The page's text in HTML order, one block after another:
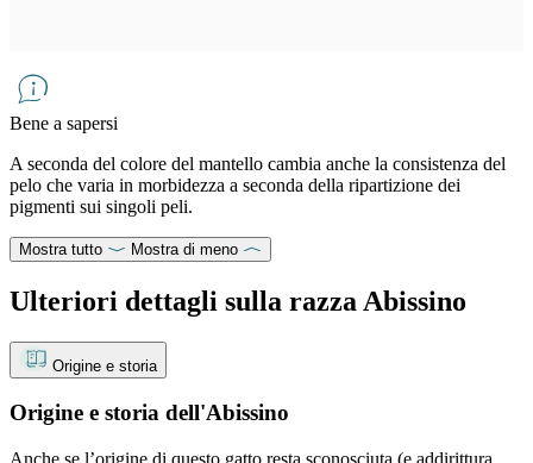
Bene a sapersi
A seconda del colore del mantello cambia anche la consistenza del
pelo che varia in morbidezza a seconda della ripartizione dei
pigmenti sui singoli peli.
Mostra tutto Mostra di meno
Ulteriori dettagli sulla razza Abissino
Origine e storia
Origine e storia dell'Abissino